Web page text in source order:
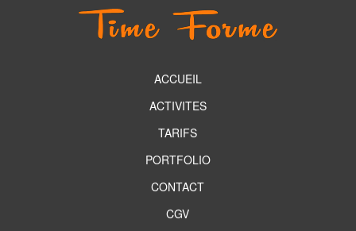
ACCUEIL
ACTIVITES
TARIFS
PORTFOLIO
CONTACT
CGV